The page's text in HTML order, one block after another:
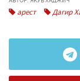
арест Дагир